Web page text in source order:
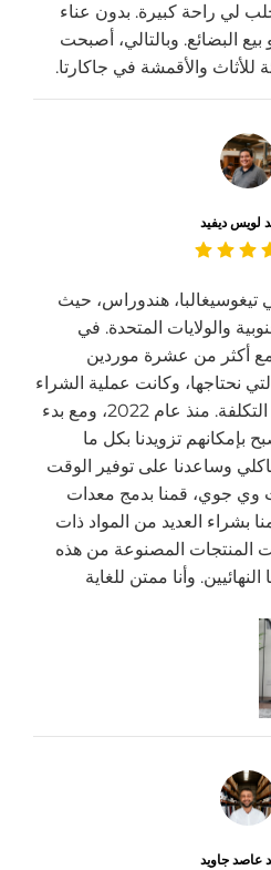
جلب لي راحة كبيرة. بدون عناء
البضائع. وبالتالي، أصبحت
للأثاث والأقمشة في جاكارتا.
لويس ديفيد
تيغوسيغالبا، هندوراس، حيث
والولايات المتحدة. في
مع أكثر من عشرة موردين
نحتاجها، وكانت عملية الشراء
والنقل معقدة جدًا ومرتفعة التكلفة. منذ عام 2022، ومع بدء
بإمكانهم تزويدنا بكل ما
وساعدنا على توفير الوقت
وي جوي، قمنا بدمج معدات
بشراء العديد من المواد ذات
المنتجات المصنوعة من هذه
النهائيين. وأنا ممتن للغاية
عاصد جاويد